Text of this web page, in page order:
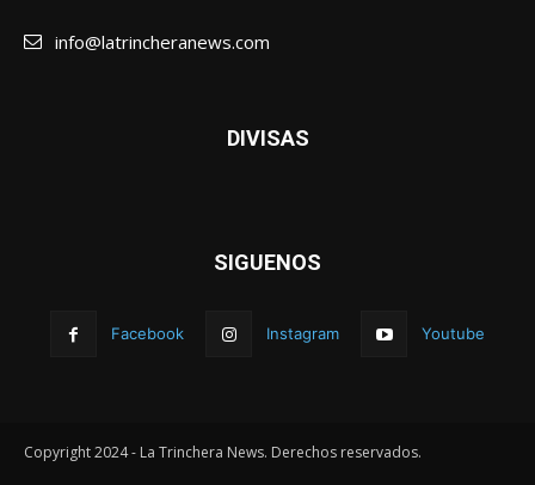
info@latrincheranews.com
DIVISAS
SIGUENOS
Facebook Instagram Youtube
Copyright 2024 - La Trinchera News. Derechos reservados.